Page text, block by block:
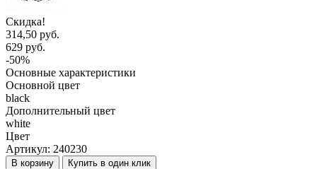
Скидка!
314,50 руб.
629 руб.
-50%
Основные характеристики
Основной цвет
black
Дополнительный цвет
white
Цвет
Артикул: 240230
В корзину Купить в один клик